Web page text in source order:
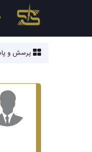
پرسش و